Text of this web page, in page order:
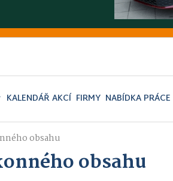
KALENDÁŘ AKCÍ FIRMY NABÍDKA PRÁCE
obsahu
obsahu